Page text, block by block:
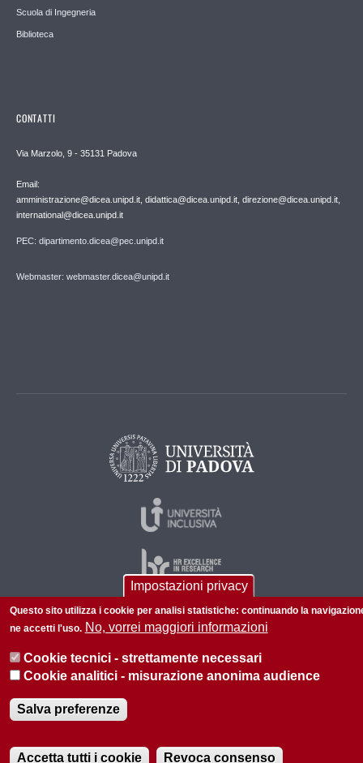
Scuola di Ingegneria
Biblioteca
CONTATTI
Via Marzolo, 9 - 35131 Padova
Email:
amministrazione@dicea.unipd.it, didattica@dicea.unipd.it, direzione@dicea.unipd.it,
international@dicea.unipd.it
PEC: dipartimento.dicea@pec.unipd.it
Webmaster: webmaster.dicea@unipd.it
© 2026 Università di Padova - Tutti i diritti riservati
P.I. 00742430283 C.F. 80006480281
Impostazioni privacy
Questo sito utilizza i cookie per analisi statistiche: continuando la
ne accetti l'uso. No, vorrei maggiori informazioni
Cookie tecnici - strettamente necessari
Cookie analitici - misurazione anonima audience
Salva preferenze
Accetta tutti i cookie Revoca consenso